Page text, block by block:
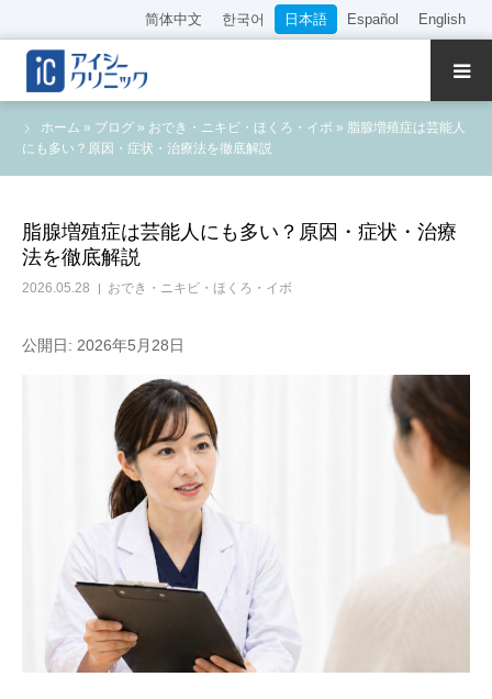
简体中文 한국어 日本語 Español English
ホーム » ブログ » おでき・ニキビ・ほくろ・イボ » 脂腺増殖症は芸能人
にも多い？原因・症状・治療法を徹底解説
脂腺増殖症は芸能人にも多い？原因・症状・治療
法を徹底解説
2026.05.28 おでき・ニキビ・ほくろ・イボ
公開日: 2026年5月28日
クリニック紹介
診療内容
院長・医師の紹介
WEB予約
料金表
アクセス
採用情報
言語
简体中文 한국어 日本語
English